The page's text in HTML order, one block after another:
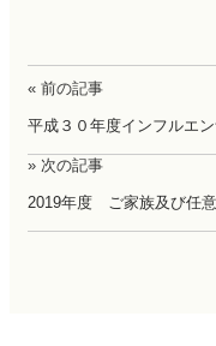
« 前の記事
平成３０年度インフルエ
» 次の記事
2019年度 ご家族及び任